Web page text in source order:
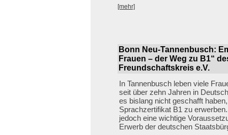
[mehr]
Bonn Neu-Tannenbusch:
Frauen – der Weg zu B1“
Freundschaftskreis e.V.
In Tannenbusch leben viele
seit über zehn Jahren in
es bislang nicht geschafft
Sprachzertifikat B1 zu
jedoch eine wichtige
Erwerb der deutschen